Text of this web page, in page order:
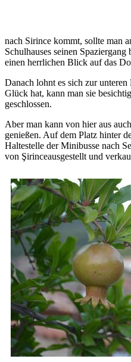
nach Sirince kommt, sollte man
Schulhauses seinen
einen herrlichen Blick auf das
Danach lohnt es sich zur
Glück hat, kann man sie
geschlossen.
Aber man kann von hier aus
genießen. Auf dem Platz hinter
Haltestelle der Minibusse nach
von Şirinceausgestellt und